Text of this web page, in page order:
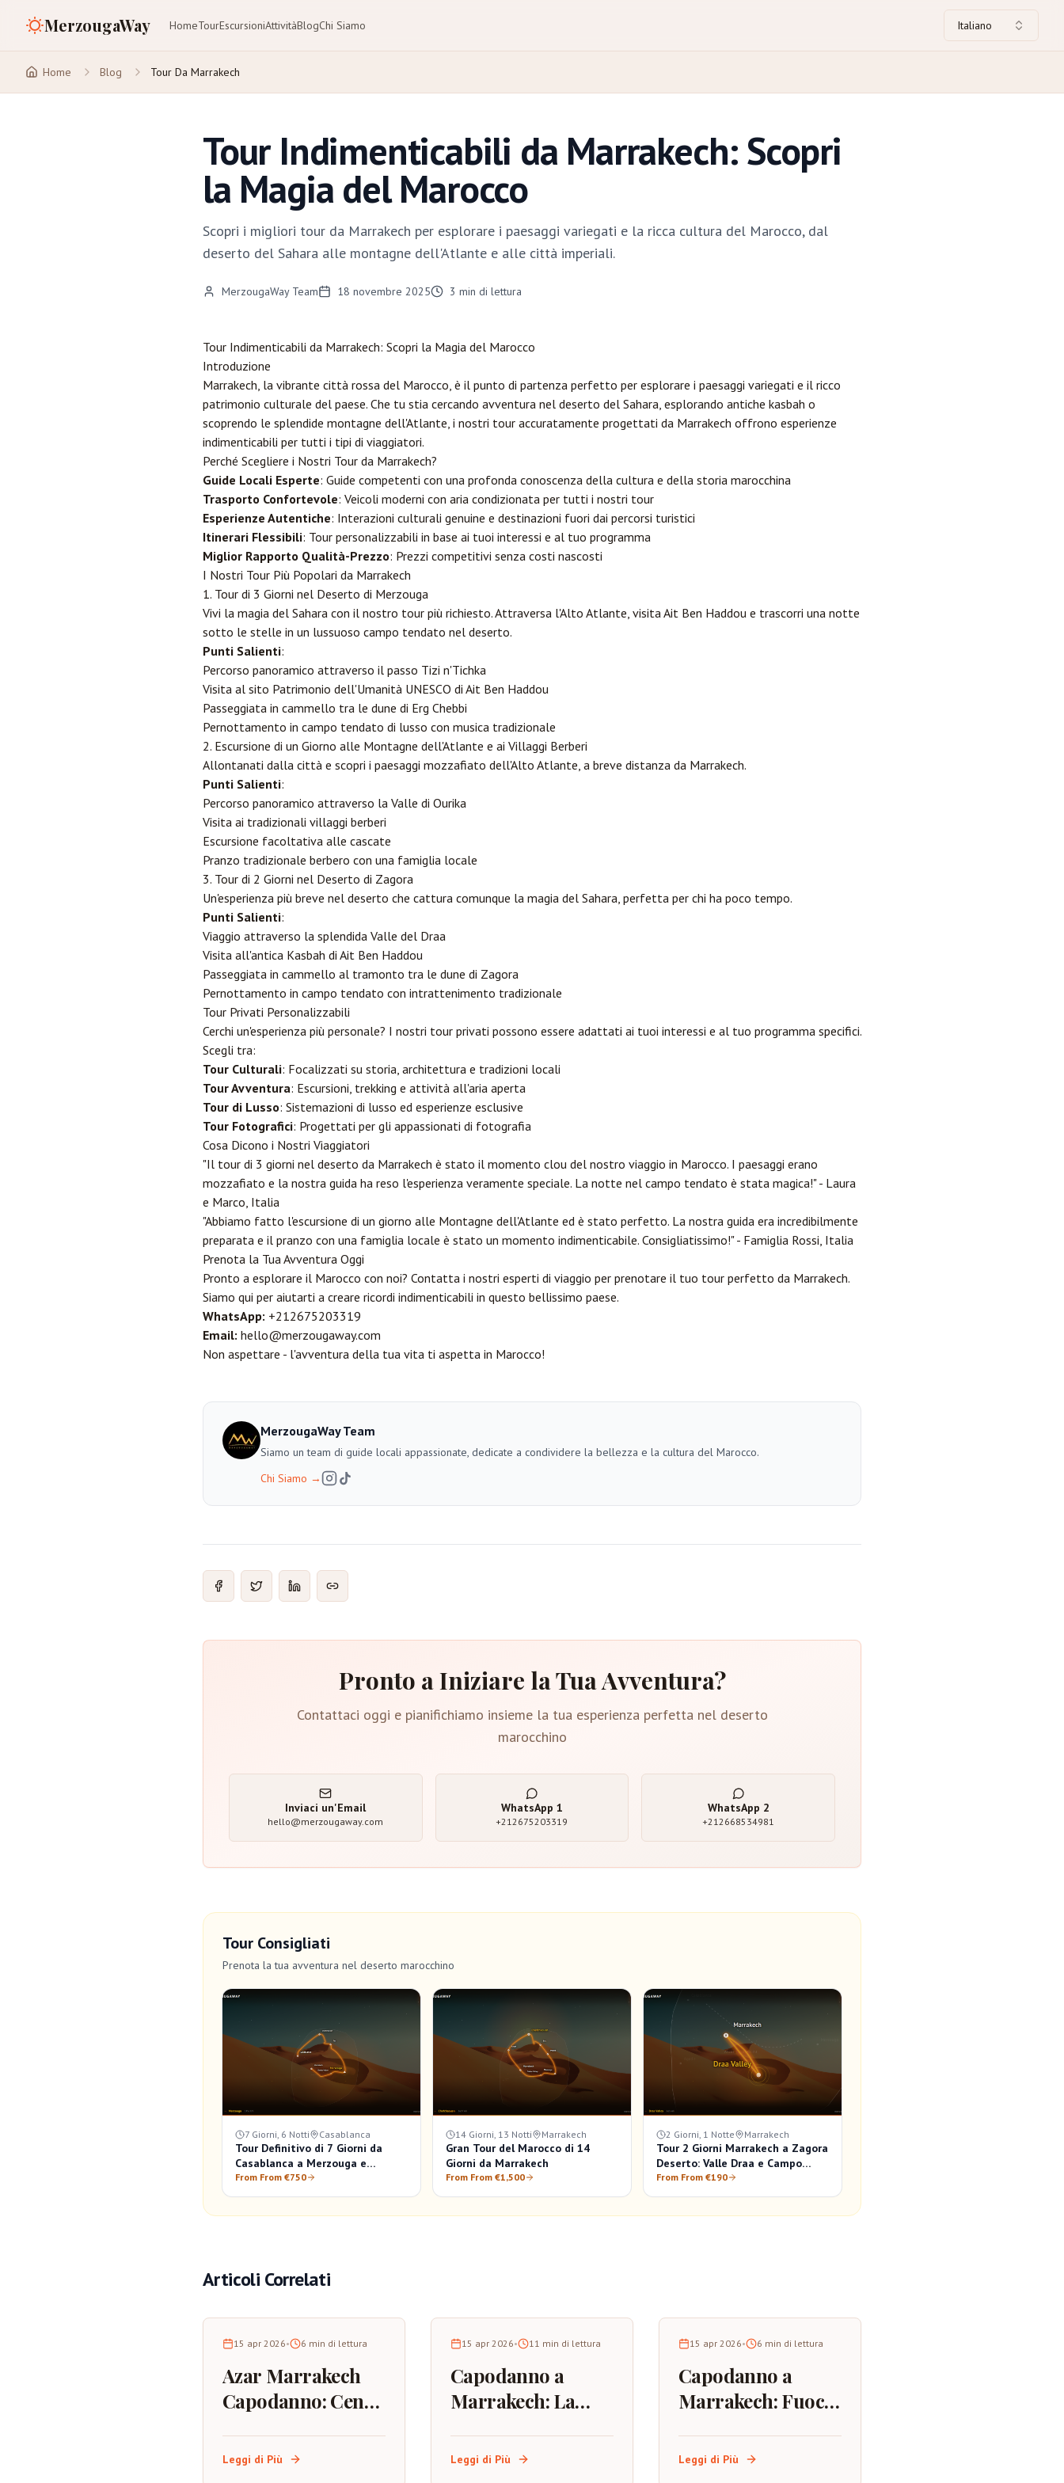
MerzougaWay HomeTourEscursioniAttivitàBlogChi Siamo Italiano
Home Blog Tour Da Marrakech
Tour Indimenticabili da Marrakech: Scopri
la Magia del Marocco
Scopri i migliori tour da Marrakech per esplorare i paesaggi variegati e la ricca cultura del Marocco, dal
deserto del Sahara alle montagne dell'Atlante e alle città imperiali.
MerzougaWay Team 18 novembre 2025 3 min di lettura
Tour Indimenticabili da Marrakech: Scopri la Magia del Marocco
Introduzione
Marrakech, la vibrante città rossa del Marocco, è il punto di partenza perfetto per esplorare i paesaggi variegati e il ricco
patrimonio culturale del paese. Che tu stia cercando avventura nel deserto del Sahara, esplorando antiche kasbah o
scoprendo le splendide montagne dell'Atlante, i nostri tour accuratamente progettati da Marrakech offrono esperienze
indimenticabili per tutti i tipi di viaggiatori.
Perché Scegliere i Nostri Tour da Marrakech?
Guide Locali Esperte: Guide competenti con una profonda conoscenza della cultura e della storia marocchina
Trasporto Confortevole: Veicoli moderni con aria condizionata per tutti i nostri tour
Esperienze Autentiche: Interazioni culturali genuine e destinazioni fuori dai percorsi turistici
Itinerari Flessibili: Tour personalizzabili in base ai tuoi interessi e al tuo programma
Miglior Rapporto Qualità-Prezzo: Prezzi competitivi senza costi nascosti
I Nostri Tour Più Popolari da Marrakech
1. Tour di 3 Giorni nel Deserto di Merzouga
Vivi la magia del Sahara con il nostro tour più richiesto. Attraversa l'Alto Atlante, visita Ait Ben Haddou e trascorri una notte
sotto le stelle in un lussuoso campo tendato nel deserto.
Punti Salienti:
Percorso panoramico attraverso il passo Tizi n'Tichka
Visita al sito Patrimonio dell'Umanità UNESCO di Ait Ben Haddou
Passeggiata in cammello tra le dune di Erg Chebbi
Pernottamento in campo tendato di lusso con musica tradizionale
2. Escursione di un Giorno alle Montagne dell'Atlante e ai Villaggi Berberi
Allontanati dalla città e scopri i paesaggi mozzafiato dell'Alto Atlante, a breve distanza da Marrakech.
Punti Salienti:
Percorso panoramico attraverso la Valle di Ourika
Visita ai tradizionali villaggi berberi
Escursione facoltativa alle cascate
Pranzo tradizionale berbero con una famiglia locale
3. Tour di 2 Giorni nel Deserto di Zagora
Un'esperienza più breve nel deserto che cattura comunque la magia del Sahara, perfetta per chi ha poco tempo.
Punti Salienti:
Viaggio attraverso la splendida Valle del Draa
Visita all'antica Kasbah di Ait Ben Haddou
Passeggiata in cammello al tramonto tra le dune di Zagora
Pernottamento in campo tendato con intrattenimento tradizionale
Tour Privati Personalizzabili
Cerchi un'esperienza più personale? I nostri tour privati possono essere adattati ai tuoi interessi e al tuo programma specifici.
Scegli tra:
Tour Culturali: Focalizzati su storia, architettura e tradizioni locali
Tour Avventura: Escursioni, trekking e attività all'aria aperta
Tour di Lusso: Sistemazioni di lusso ed esperienze esclusive
Tour Fotografici: Progettati per gli appassionati di fotografia
Cosa Dicono i Nostri Viaggiatori
"Il tour di 3 giorni nel deserto da Marrakech è stato il momento clou del nostro viaggio in Marocco. I paesaggi erano
mozzafiato e la nostra guida ha reso l'esperienza veramente speciale. La notte nel campo tendato è stata magica!" - Laura
e Marco, Italia
"Abbiamo fatto l'escursione di un giorno alle Montagne dell'Atlante ed è stato perfetto. La nostra guida era incredibilmente
preparata e il pranzo con una famiglia locale è stato un momento indimenticabile. Consigliatissimo!" - Famiglia Rossi, Italia
Prenota la Tua Avventura Oggi
Pronto a esplorare il Marocco con noi? Contatta i nostri esperti di viaggio per prenotare il tuo tour perfetto da Marrakech.
Siamo qui per aiutarti a creare ricordi indimenticabili in questo bellissimo paese.
WhatsApp: +212675203319
Email: hello@merzougaway.com
Non aspettare - l'avventura della tua vita ti aspetta in Marocco!
MerzougaWay Team
Siamo un team di guide locali appassionate, dedicate a condividere la bellezza e la cultura del Marocco.
Chi Siamo →
Pronto a Iniziare la Tua Avventura?
Contattaci oggi e pianifichiamo insieme la tua esperienza perfetta nel deserto
marocchino
Inviaci un'Email
hello@merzougaway.com
WhatsApp 1
+212675203319
WhatsApp 2
+212668534981
Tour Consigliati
Prenota la tua avventura nel deserto marocchino
7 Giorni, 6 Notti Casablanca
Tour Definitivo di 7 Giorni da
Casablanca a Merzouga e
Marrakech: Grande Avventura in
Marocco
From From €750
14 Giorni, 13 Notti Marrakech
Gran Tour del Marocco di 14
Giorni da Marrakech
From From €1,500
2 Giorni, 1 Notte Marrakech
Tour 2 Giorni Marrakech a Zagora
Deserto: Valle Draa e Campo
Sahariano
From From €190
Articoli Correlati
15 apr 2026• 6 min di lettura
Azar Marrakech
Capodanno: Cena
Atmosfera e
Leggi di Più
15 apr 2026• 11 min di lettura
Capodanno a
Marrakech: La
per Celebrare
Leggi di Più
15 apr 2026• 6 min di lettura
Capodanno a
Marrakech: Fuochi
Migliori Punti di
Leggi di Più